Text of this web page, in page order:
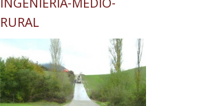
RURAL